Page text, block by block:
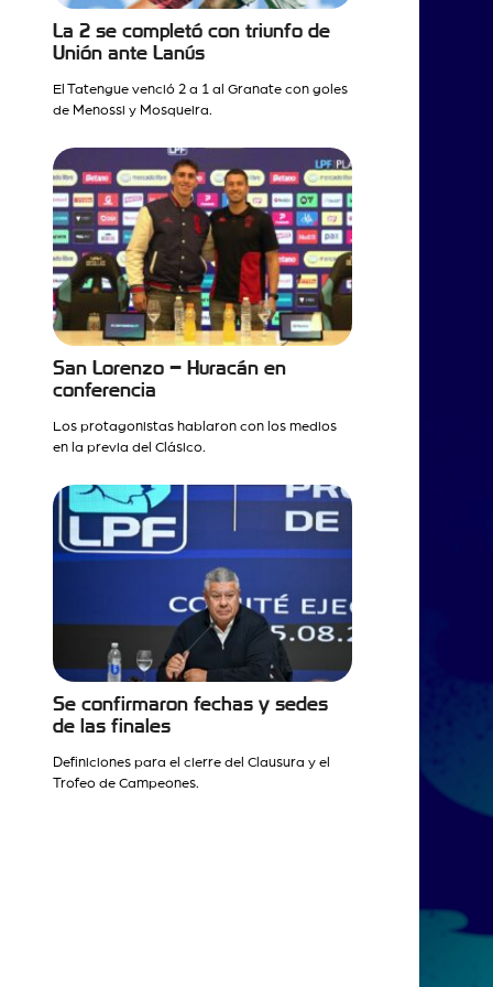
La 2 se completó con triunfo de
Unión ante Lanús
El Tatengue venció 2 a 1 al Granate con goles
de Menossi y Mosqueira.
San Lorenzo – Huracán en
conferencia
Los protagonistas hablaron con los medios
en la previa del Clásico.
Se confirmaron fechas y sedes
de las finales
Definiciones para el cierre del Clausura y el
Trofeo de Campeones.